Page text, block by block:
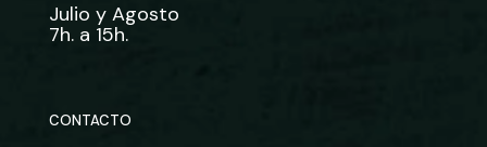
Julio y Agosto
7h. a 15h.
CONTACTO